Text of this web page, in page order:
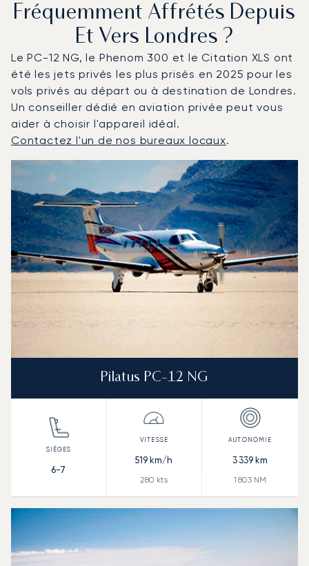
Fréquemment Affrétés Depuis
Et Vers Londres ?
Le PC-12 NG, le Phenom 300 et le Citation XLS ont
été les jets privés les plus prisés en 2025 pour les
vols privés au départ ou à destination de Londres.
Un conseiller dédié en aviation privée peut vous
aider à choisir l'appareil idéal.
Contactez l'un de nos bureaux locaux.
Photo de l'aéronef
Modèle d'aéronef
Sièges
Vitesse (km/h)
Vitesse (nœuds) Autonomie (km)
Autonomie (NM)
Pilatus PC-12 NG
6-7
519 km/h
280 kts
3 339 km
1 803 NM